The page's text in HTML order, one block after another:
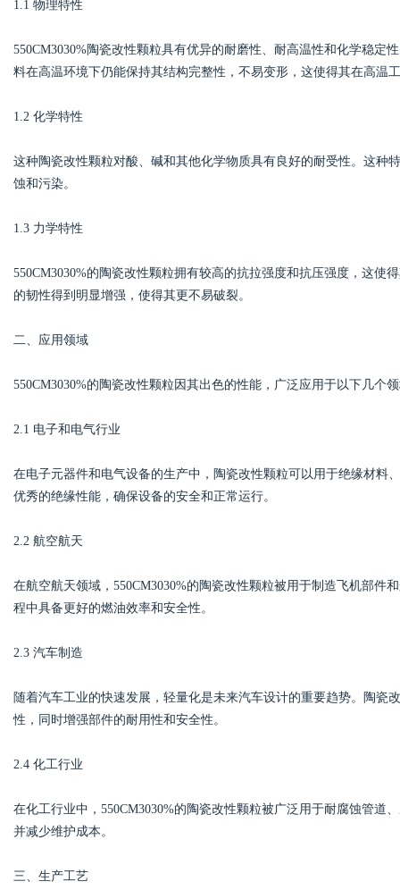
1.1 物理特性
550CM3030%陶瓷改性颗粒具有优异的耐磨性、耐高温性和化学稳定
料在高温环境下仍能保持其结构完整性，不易变形，这使得其在高温
1.2 化学特性
这种陶瓷改性颗粒对酸、碱和其他化学物质具有良好的耐受性。这种
蚀和污染。
1.3 力学特性
550CM3030%的陶瓷改性颗粒拥有较高的抗拉强度和抗压强度，这
的韧性得到明显增强，使得其更不易破裂。
二、应用领域
550CM3030%的陶瓷改性颗粒因其出色的性能，广泛应用于以下几个
2.1 电子和电气行业
在电子元器件和电气设备的生产中，陶瓷改性颗粒可以用于绝缘材料
优秀的绝缘性能，确保设备的安全和正常运行。
2.2 航空航天
在航空航天领域，550CM3030%的陶瓷改性颗粒被用于制造飞机部
程中具备更好的燃油效率和安全性。
2.3 汽车制造
随着汽车工业的快速发展，轻量化是未来汽车设计的重要趋势。陶瓷
性，同时增强部件的耐用性和安全性。
2.4 化工行业
在化工行业中，550CM3030%的陶瓷改性颗粒被广泛用于耐腐蚀管
并减少维护成本。
三、生产工艺